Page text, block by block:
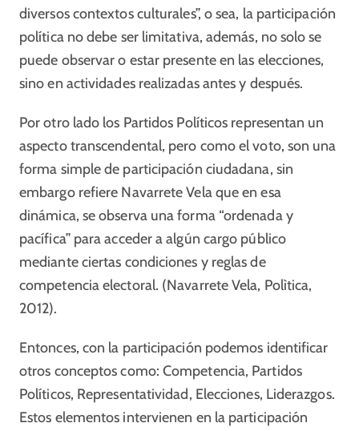
diversos contextos culturales”, o sea, la participación
política no debe ser limitativa, además, no solo se
puede observar o estar presente en las elecciones,
sino en actividades realizadas antes y después.
Por otro lado los Partidos Políticos representan un
aspecto transcendental, pero como el voto, son una
forma simple de participación ciudadana, sin
embargo refiere Navarrete Vela que en esa
dinámica, se observa una forma “ordenada y
pacífica” para acceder a algún cargo público
mediante ciertas condiciones y reglas de
competencia electoral. (Navarrete Vela, Polìtica,
2012).
Entonces, con la participación podemos identificar
otros conceptos como: Competencia, Partidos
Políticos, Representatividad, Elecciones, Liderazgos.
Estos elementos intervienen en la participación